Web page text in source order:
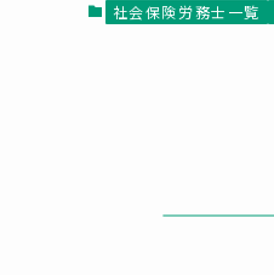
社会保険労務士一覧